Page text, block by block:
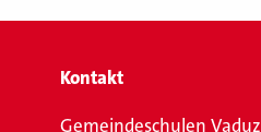
Kontakt
Gemeindeschulen Vaduz